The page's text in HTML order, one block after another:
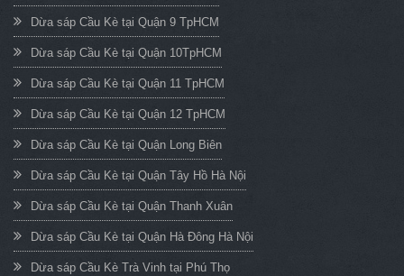
Dừa sáp Cầu Kè tại Quận 9 TpHCM
Dừa sáp Cầu Kè tại Quận 10TpHCM
Dừa sáp Cầu Kè tại Quận 11 TpHCM
Dừa sáp Cầu Kè tại Quận 12 TpHCM
Dừa sáp Cầu Kè tại Quận Long Biên
Dừa sáp Cầu Kè tại Quận Tây Hồ Hà Nội
Dừa sáp Cầu Kè tại Quận Thanh Xuân
Dừa sáp Cầu Kè tại Quận Hà Đông Hà Nội
Dừa sáp Cầu Kè Trà Vinh tại Phú Thọ